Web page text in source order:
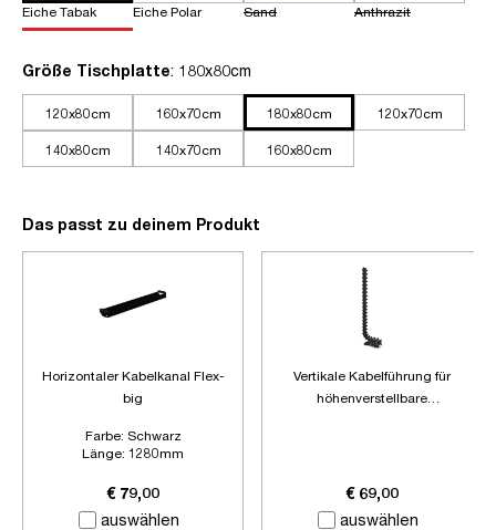
Eiche Tabak Eiche Polar Sand Anthrazit
Größe Tischplatteauswählen
: 180x80cm
120x80cm 160x70cm 180x80cm 120x70cm
140x80cm 140x70cm 160x80cm
Das passt zu deinem Produkt
auswählen
Horizontaler Kabelkanal Flex-
big
Farbe: Schwarz
Länge: 1280mm
€ 79,00
auswählen
Vertikale Kabelführung für
höhenverstellbare
€ 69,00